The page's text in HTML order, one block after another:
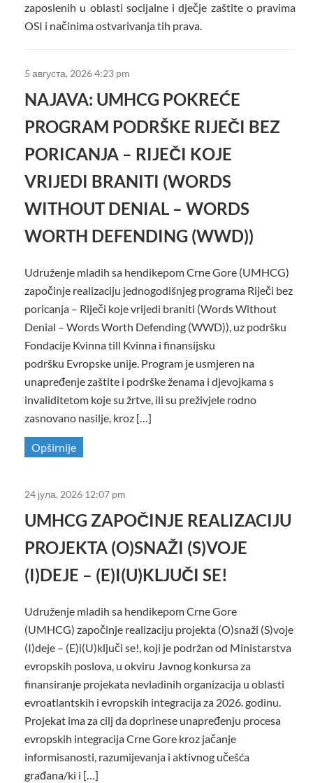
zaposlenih u oblasti socijalne i dječje zaštite o pravima
OSI i načinima ostvarivanja tih prava.
5 августа, 2026 4:23 pm
NAJAVA: UMHCG POKREĆE
PROGRAM PODRŠKE RIJEČI BEZ
PORICANJA – RIJEČI KOJE
VRIJEDI BRANITI (WORDS
WITHOUT DENIAL – WORDS
WORTH DEFENDING (WWD))
Udruženje mladih sa hendikepom Crne Gore (UMHCG)
započinje realizaciju jednogodišnjeg programa Riječi bez
poricanja – Riječi koje vrijedi braniti (Words Without
Denial – Words Worth Defending (WWD)), uz podršku
Fondacije Kvinna till Kvinna i finansijsku
podršku Evropske unije. Program je usmjeren na
unapređenje zaštite i podrške ženama i djevojkama s
invaliditetom koje su žrtve, ili su preživjele rodno
zasnovano nasilje, kroz […]
Opširnije
24 јула, 2026 12:07 pm
UMHCG ZAPOČINJE REALIZACIJU
PROJEKTA (O)SNAŽI (S)VOJE
(I)DEJE – (E)I(U)KLJUČI SE!
Udruženje mladih sa hendikepom Crne Gore
(UMHCG) započinje realizaciju projekta (O)snaži (S)voje
(I)deje – (E)i(U)ključi se!, koji je podržan od Ministarstva
evropskih poslova, u okviru Javnog konkursa za
finansiranje projekata nevladinih organizacija u oblasti
evroatlantskih i evropskih integracija za 2026. godinu.
Projekat ima za cilj da doprinese unapređenju procesa
evropskih integracija Crne Gore kroz jačanje
informisanosti, razumijevanja i aktivnog učešća
građana/ki i […]